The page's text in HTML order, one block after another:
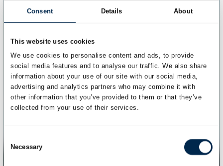
Consent Details About
This website uses cookies
We use cookies to personalise content and ads, to provide
social media features and to analyse our traffic. We also share
information about your use of our site with our social media,
advertising and analytics partners who may combine it with
other information that you’ve provided to them or that they’ve
collected from your use of their services.
Selection
Necessary